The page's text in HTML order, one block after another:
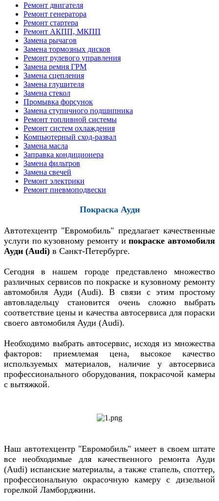
Ремонт двигателя
Ремонт генератора
Ремонт стартера
Ремонт АКПП, МКПП
Замена рычагов
Замена тормозных дисков
Ремонт рулевого управления
Замена ремня ГРМ
Замена сцепления
Замена глушителя
Замена стекол
Промывка форсунок
Замена ступичного подшипника
Ремонт топливной системы
Ремонт систем охлаждения
Компьютерный сход-развал
Замена масла
Заправка кондиционера
Замена фильтров
Замена свечей
Ремонт электрики
Ремонт пневмоподвески
Покраска Ауди
Автотехцентр "Евромобиль" предлагает качественные
услуги по кузовному ремонту ипокраске автомобиля
Ауди (Audi) в Санкт-Петербурге.
Сегодня в нашем городе представлено множество
различных сервисов по покраске и кузовному ремонту
автомобиля Ауди (Audi). В связи с этим простому
автовладельцу становится очень сложно выбрать
соответствие цены и качества автосервиса для пораски
своего автомобиля Ауди (Audi).
Необходимо выбрать автосервис, исходя из множества
факторов: приемлемая цена, высокое качество
используемых материалов, наличие у автосервиса
профессионального оборудования, покрасочой камеры
с вытяжкой.
Наш автотехцентр "Евромобиль" имеет в своем штате
все необходимые для качественного ремонта Ауди
(Audi) испанские материалы, а также стапель, споттер,
профессиональную окрасочную камеру с дизельной
горелкой Ламборджини.